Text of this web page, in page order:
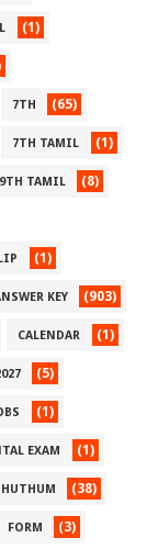
(1)
7TH (65)
7TH TAMIL (1)
9TH TAMIL (8)
(1)
KEY (903)
CALENDAR (1)
(5)
(1)
EXAM (1)
(38)
FORM (3)